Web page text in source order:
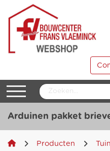
Arduinen pakket
Producten